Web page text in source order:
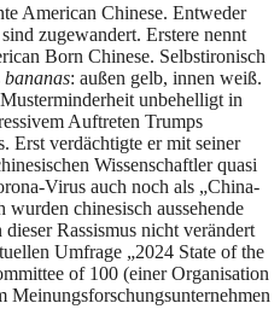
American Chinese. Entweder
zugewandert. Erstere nennt
Born Chinese. Selbstironisch
bananas: außen gelb, innen weiß.
unbehelligt in
Auftreten Trumps
Erst verdächtigte er mit seiner
Wissenschaftler quasi
Virus auch noch als „China-
chinesisch aussehende
Rassismus nicht verändert
Umfrage „2024 State of the
of 100 (einer Organisation
Meinungsforschungsunternehmen